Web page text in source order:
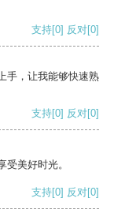
支持[0] 反对[0]
手，让我能够快速熟
支持[0] 反对[0]
美好时光。
支持[0] 反对[0]